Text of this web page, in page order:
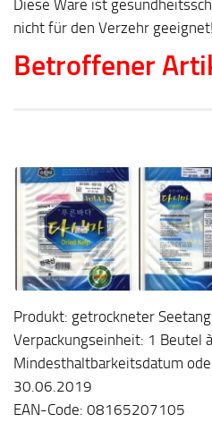
Diese Ware ist
nicht für den Verzehr geeignet!
Betroffener
Produkt: getrockneter Seetang
Verpackungseinheit: 1 Beutel
Mindesthaltbarkeitsdatum
30.06.2019
EAN-Code: 08165207105